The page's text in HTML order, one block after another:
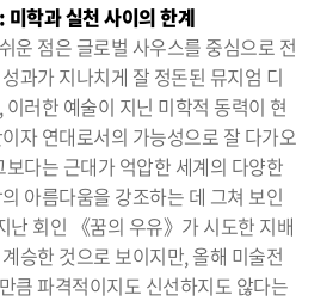
학과 실천 사이의 한계
운 점은 글로벌 사우스를 중심으로 전
과가 지나치게 잘 정돈된 뮤지엄 디
러한 예술이 지닌 미학적 동력이 현
자 연대로서의 가능성으로 잘 다가오
다는 근대가 억압한 세계의 다양한
아름다움을 강조하는 데 그쳐 보인
난 회인 《꿈의 우유》가 시도한 지배
승한 것으로 보이지만, 올해 미술전
큼 파격적이지도 신선하지도 않다는